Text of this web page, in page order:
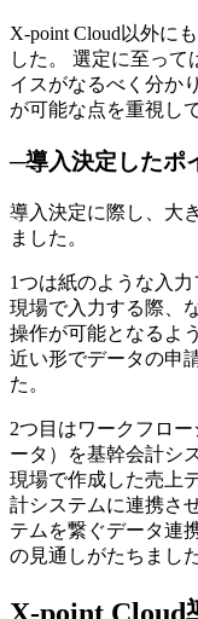
X-point Cloud以外に
した。 選定に至って
イスがなるべく分か
が可能な点を重視し
─導入決定したポ
導入決定に際し、大
ました。
1つは紙のような入
現場で入力する際、
操作が可能となるよ
近い形でデータの申
た。
2つ目はワークフロ
ータ）を基幹会計シ
現場で作成した売上
計システムに連携さ
テムを繋ぐデータ連
の見通しがたちました
X-point Cloud